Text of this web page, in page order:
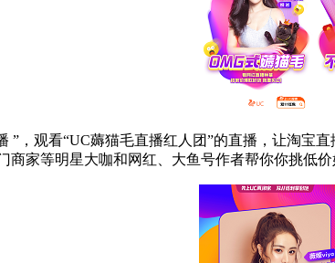
”，观看“UC薅猫毛直播红人团”的直播，让淘宝
商家等明星大咖和网红、大鱼号作者帮你你挑低价